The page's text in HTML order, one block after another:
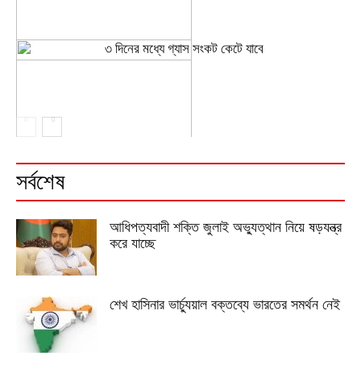
৩ দিনের মধ্যে গ্যাস সংকট কেটে যাবে
সর্বশেষ
আধিপত্যবাদী শক্তি জুলাই অভ্যুত্থান নিয়ে ষড়যন্ত্র
করে যাচ্ছে
শেখ হাসিনার ভার্চ্যুয়াল বক্তব্যে ভারতের সমর্থন নেই